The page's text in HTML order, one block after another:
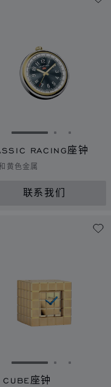
转到幻灯片 1转到幻灯
转到幻
RACING座钟
黄色金属
联系我们
转到幻灯片 1转到幻灯
转到幻
CUBE座钟